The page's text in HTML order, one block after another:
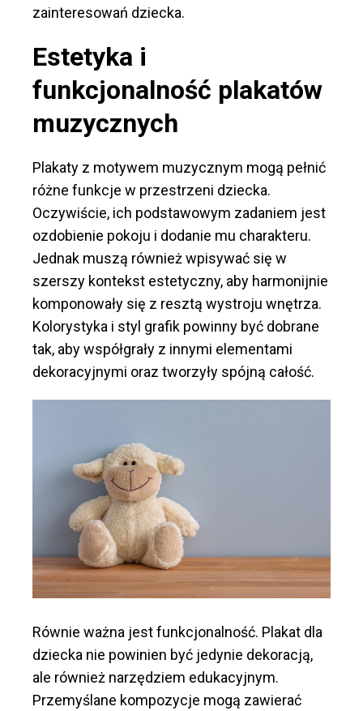
zainteresowań dziecka.
Estetyka i
funkcjonalność plakatów
muzycznych
Plakaty z motywem muzycznym mogą pełnić
różne funkcje w przestrzeni dziecka.
Oczywiście, ich podstawowym zadaniem jest
ozdobienie pokoju i dodanie mu charakteru.
Jednak muszą również wpisywać się w
szerszy kontekst estetyczny, aby harmonijnie
komponowały się z resztą wystroju wnętrza.
Kolorystyka i styl grafik powinny być dobrane
tak, aby współgrały z innymi elementami
dekoracyjnymi oraz tworzyły spójną całość.
Równie ważna jest funkcjonalność. Plakat dla
dziecka nie powinien być jedynie dekoracją,
ale również narzędziem edukacyjnym.
Przemyślane kompozycje mogą zawierać